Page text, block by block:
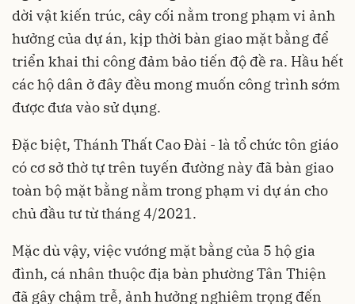
được đưa vào sử dụng.
Đặc biệt, Thánh Thất Cao Đài - là tổ chức tôn giáo
có cơ sở thờ tự trên tuyến đường này đã bàn giao
toàn bộ mặt bằng nằm trong phạm vi dự án cho
chủ đầu tư từ tháng 4/2021.
Mặc dù vậy, việc vướng mặt bằng của 5 hộ gia
đình, cá nhân thuộc địa bàn phường Tân Thiện
đã gây chậm trễ, ảnh hưởng nghiêm trọng đến
tiến độ thi công. Trong khi đó, lưu lượng phương
tiện lưu thông qua tuyến đường ngày càng lớn mà
dự án thì không đủ mặt bằng để đẩy nhanh tiến
độ hoàn thành nên nguy cơ mất an toàn giao